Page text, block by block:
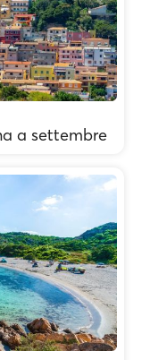
a settembre